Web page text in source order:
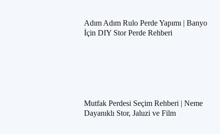
Adım Adım Rulo Perde Yapımı | Banyo
İçin DIY Stor Perde Rehberi
Mutfak Perdesi Seçim Rehberi | Neme
Dayanıklı Stor, Jaluzi ve Film